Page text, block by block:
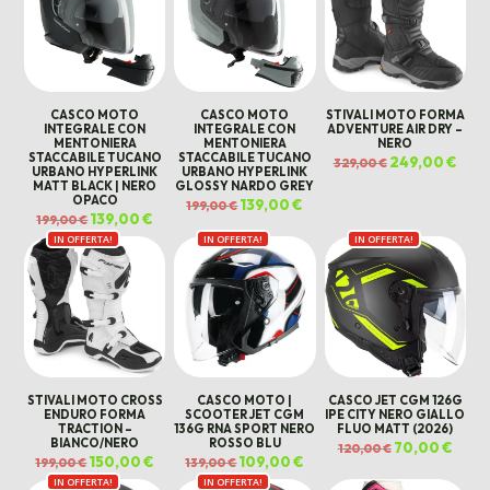
CASCO MOTO
INTEGRALE CON
MENTONIERA
STACCABILE TUCANO
URBANO HYPERLINK
MATT BLACK | NERO
OPACO
199,00€Il
prezzo
originale
era:
199,00 €.
139,00€
prezzo
attuale
è:
139,00 €.
CASCO MOTO
INTEGRALE CON
MENTONIERA
STACCABILE TUCANO
URBANO HYPERLINK
GLOSSY NARDO GREY
199,00€Il
prezzo
era:
199,00 €.
139,00€
139,00 €.
STIVALI MOTO FORMA
ADVENTURE AIR DRY –
NERO
329,00€ Il
prezzo
249,00€Il
IN OFFERTA!
STIVALI MOTO CROSS
ENDURO FORMA
TRACTION –
BIANCO/NERO
199,00€Il
prezzo
originale
150,00€
prezzo
attuale
IN OFFERTA!
CASCO MOTO |
SCOOTER JET CGM
136G RNA SPORT NERO
ROSSO BLU
139,00€Il
prezzo
originale
109,00€
attuale
IN OFFERTA!
CASCO JET CGM 126G
IPE CITY NERO GIALLO
FLUO MATT (2026)
120,00€ Il
prezzo
era:
70,00€Il
è:
IN OFFERTA! IN OFFERTA!